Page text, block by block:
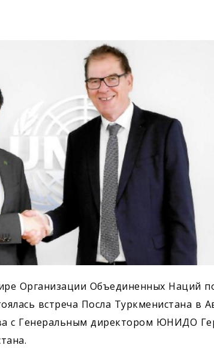
Организации Объединенных Наций
встреча Посла Туркменистана в
с Генеральным директором ЮНИДО